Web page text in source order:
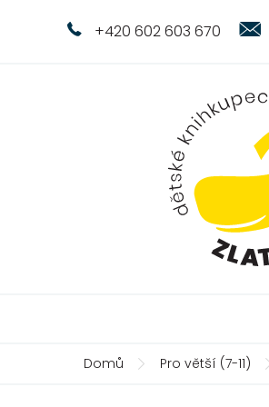
+420 602 603 670
Domů Pro větší (7-11)